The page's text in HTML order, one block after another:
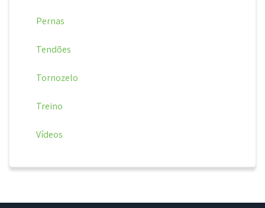
Pernas
Tendões
Tornozelo
Treino
Vídeos